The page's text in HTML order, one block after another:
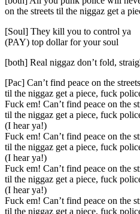
on the streets til the niggaz get a
[Soul] They kill you to control ya
(PAY) top dollar for your soul
[both] Real niggaz don’t fold,
[Pac] Can’t find peace on the streets
til the niggaz get a piece, fuck
Fuck em! Can’t find peace on the
til the niggaz get a piece, fuck
(I hear ya!)
Fuck em! Can’t find peace on the
til the niggaz get a piece, fuck
(I hear ya!)
Fuck em! Can’t find peace on the
til the niggaz get a piece, fuck
(I hear ya!)
Fuck em! Can’t find peace on the
til the niggaz get a piece, fuck